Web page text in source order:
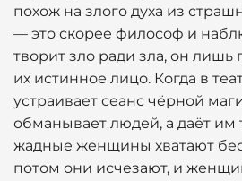
похож на злого духа из
— это скорее философ и
творит зло ради зла, он лишь
их истинное лицо. Когда в
устраивает сеанс чёрной
обманывает людей, а даёт им
жадные женщины хватают
потом они исчезают, и